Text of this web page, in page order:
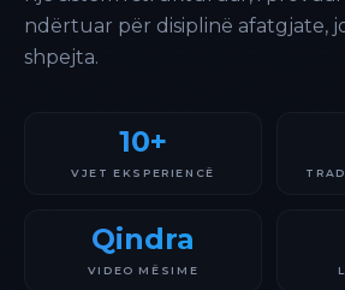
ndërtuar për disiplinë afatgjate,
shpejta.
10+
VJET EKSPERIENCË
Qindra
VIDEO MËSIME